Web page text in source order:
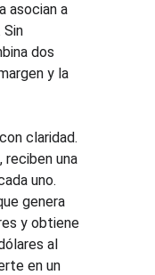
asocian a
Sin
dos
y la
claridad.
reciben una
uno.
genera
y obtiene
al
en un